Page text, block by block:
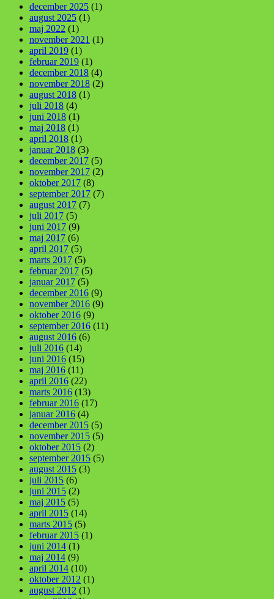
december 2025 (1)
august 2025 (1)
maj 2022 (1)
november 2021 (1)
april 2019 (1)
februar 2019 (1)
december 2018 (4)
november 2018 (2)
august 2018 (1)
juli 2018 (4)
juni 2018 (1)
maj 2018 (1)
april 2018 (1)
januar 2018 (3)
december 2017 (5)
november 2017 (2)
oktober 2017 (8)
september 2017 (7)
august 2017 (7)
juli 2017 (5)
juni 2017 (9)
maj 2017 (6)
april 2017 (5)
marts 2017 (5)
februar 2017 (5)
januar 2017 (5)
december 2016 (9)
november 2016 (9)
oktober 2016 (9)
september 2016 (11)
august 2016 (6)
juli 2016 (14)
juni 2016 (15)
maj 2016 (11)
april 2016 (22)
marts 2016 (13)
februar 2016 (17)
januar 2016 (4)
december 2015 (5)
november 2015 (5)
oktober 2015 (2)
september 2015 (5)
august 2015 (3)
juli 2015 (6)
juni 2015 (2)
maj 2015 (5)
april 2015 (14)
marts 2015 (5)
februar 2015 (1)
juni 2014 (1)
maj 2014 (9)
april 2014 (10)
oktober 2012 (1)
august 2012 (1)